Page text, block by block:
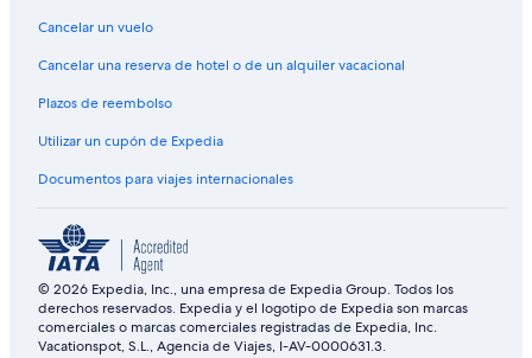
Cancelar un vuelo
Cancelar una reserva de hotel o de un alquiler vacacional
Plazos de reembolso
Utilizar un cupón de Expedia
Documentos para viajes internacionales
© 2026 Expedia, Inc., una empresa de Expedia Group. Todos los
derechos reservados. Expedia y el logotipo de Expedia son marcas
comerciales o marcas comerciales registradas de Expedia, Inc.
Vacationspot, S.L., Agencia de Viajes, I-AV-0000631.3.